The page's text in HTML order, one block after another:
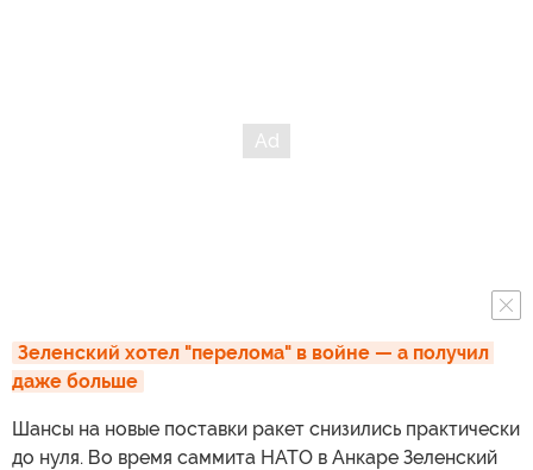
Зеленский хотел "перелома" в войне — а получил
даже больше
Шансы на новые поставки ракет снизились практически
до нуля. Во время саммита НАТО в Анкаре Зеленский